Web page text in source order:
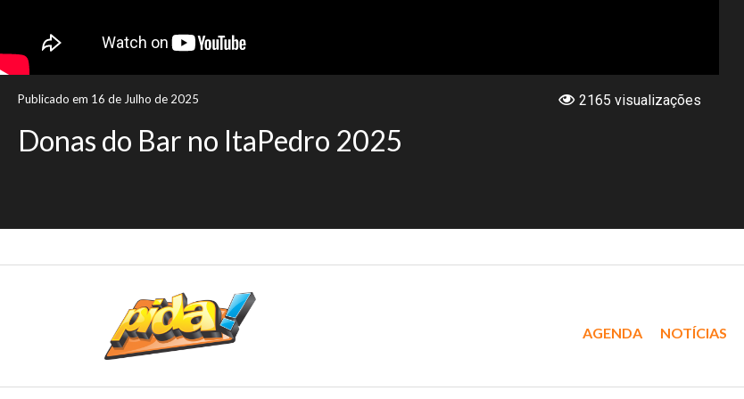
Publicado em 16 de Julho de 2025 2165 visualizações
Donas do Bar no ItaPedro 2025
AGENDA NOTÍCIAS